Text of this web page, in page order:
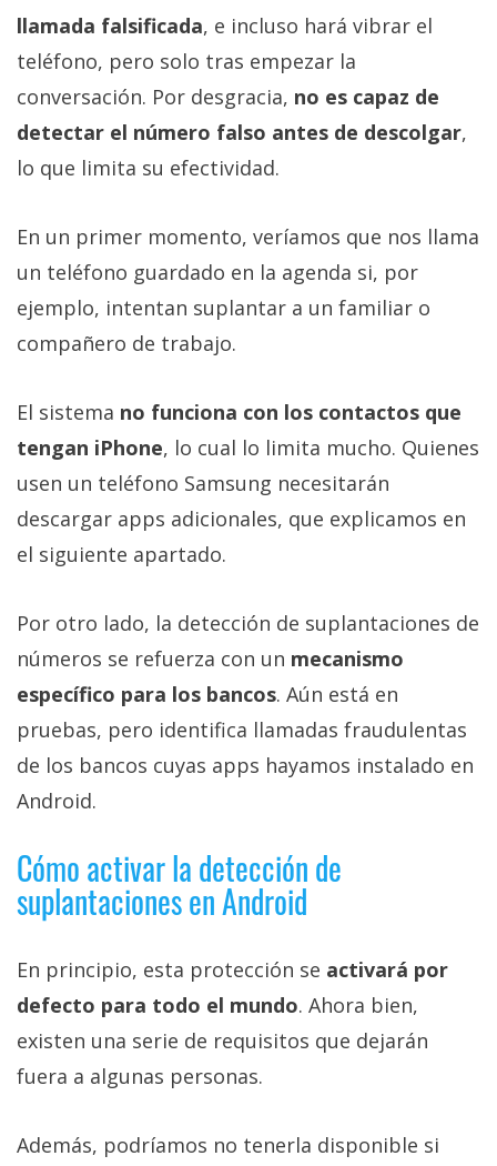
llamada falsificada, e incluso hará vibrar el
teléfono, pero solo tras empezar la
conversación. Por desgracia, no es capaz de
detectar el número falso antes de descolgar,
lo que limita su efectividad.
En un primer momento, veríamos que nos llama
un teléfono guardado en la agenda si, por
ejemplo, intentan suplantar a un familiar o
compañero de trabajo.
El sistema no funciona con los contactos que
tengan iPhone, lo cual lo limita mucho. Quienes
usen un teléfono Samsung necesitarán
descargar apps adicionales, que explicamos en
el siguiente apartado.
Por otro lado, la detección de suplantaciones de
números se refuerza con un mecanismo
específico para los bancos. Aún está en
pruebas, pero identifica llamadas fraudulentas
de los bancos cuyas apps hayamos instalado en
Android.
Cómo activar la detección de
suplantaciones en Android
En principio, esta protección se activará por
defecto para todo el mundo. Ahora bien,
existen una serie de requisitos que dejarán
fuera a algunas personas.
Además, podríamos no tenerla disponible si